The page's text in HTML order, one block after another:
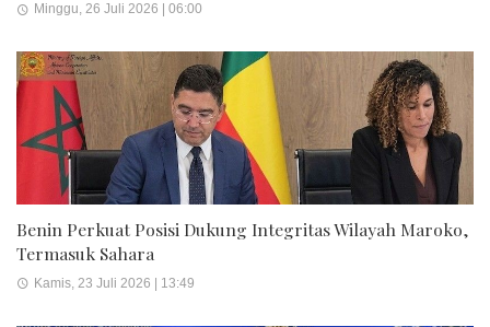
Minggu, 26 Juli 2026 | 06:00
Benin Perkuat Posisi Dukung Integritas Wilayah Maroko,
Termasuk Sahara
Kamis, 23 Juli 2026 | 13:49